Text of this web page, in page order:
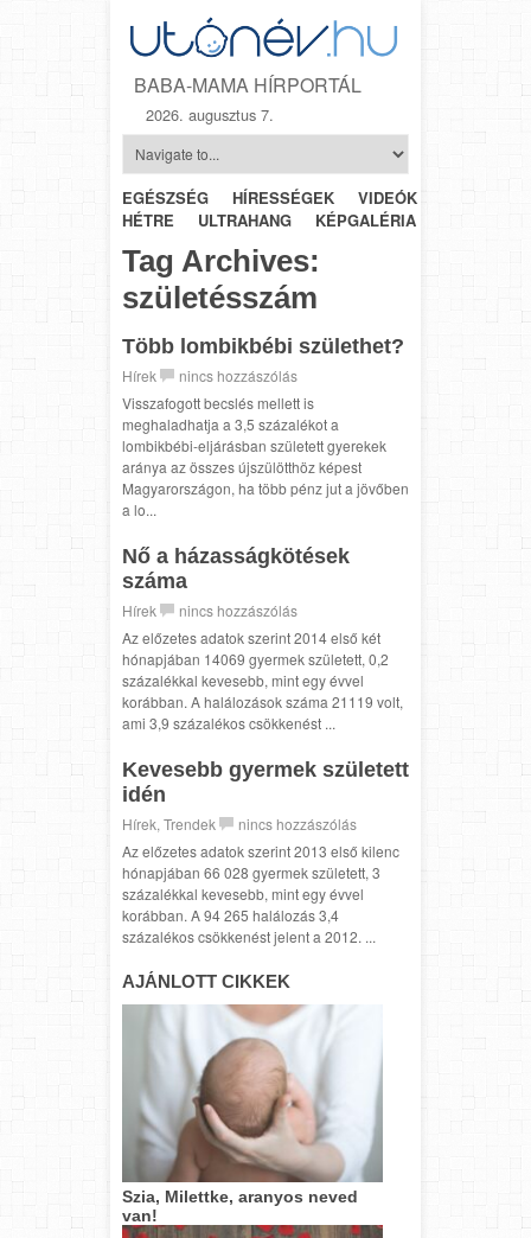
BABA-MAMA HÍRPORTÁL
2026. augusztus 7.
EGÉSZSÉG HÍRESSÉGEK VIDEÓK
HÉTRŐL-
HÉTRE
ULTRAHANG KÉPGALÉRIA
Tag Archives:
születésszám
Több lombikbébi születhet?
Hírek
nincs hozzászólás
Visszafogott becslés mellett is
meghaladhatja a 3,5 százalékot a
lombikbébi-eljárásban született gyerekek
aránya az összes újszülötthöz képest
Magyarországon, ha több pénz jut a jövőben
a lo...
Nő a házasságkötések
száma
Hírek
nincs hozzászólás
Az előzetes adatok szerint 2014 első két
hónapjában 14069 gyermek született, 0,2
százalékkal kevesebb, mint egy évvel
korábban. A halálozások száma 21119 volt,
ami 3,9 százalékos csökkenést ...
Kevesebb gyermek született
idén
Hírek, Trendek
nincs hozzászólás
Az előzetes adatok szerint 2013 első kilenc
hónapjában 66 028 gyermek született, 3
százalékkal kevesebb, mint egy évvel
korábban. A 94 265 halálozás 3,4
százalékos csökkenést jelent a 2012. ...
AJÁNLOTT CIKKEK
Szia, Milettke, aranyos neved
van!